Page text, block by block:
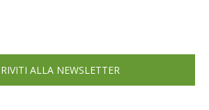
ALLA NEWSLETTER